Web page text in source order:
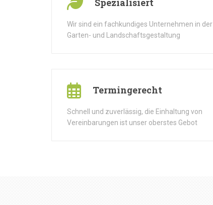
Spezialisiert
Wir sind ein fachkundiges Unternehmen in der
Garten- und Landschaftsgestaltung
Termingerecht
Schnell und zuverlässig, die Einhaltung von
Vereinbarungen ist unser oberstes Gebot